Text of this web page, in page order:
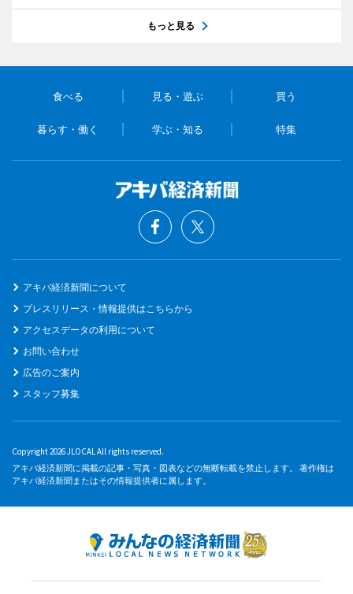
もっと見る
食べる 見る・遊ぶ 買う
暮らす・働く 学ぶ・知る 特集
アキバ経済新聞について
プレスリリース・情報提供はこちらから
アクセスデータの利用について
お問い合わせ
広告のご案内
スタッフ募集
Copyright 2026 JLOCAL All rights reserved.
アキバ経済新聞に掲載の記事・写真・図表などの無断転載を禁止します。 著作権は
アキバ経済新聞またはその情報提供者に属します。